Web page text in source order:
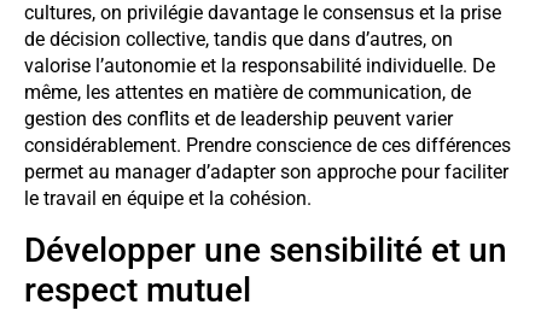
cultures, on privilégie davantage le consensus et la prise
de décision collective, tandis que dans d’autres, on
valorise l’autonomie et la responsabilité individuelle. De
même, les attentes en matière de communication, de
gestion des conflits et de leadership peuvent varier
considérablement. Prendre conscience de ces différences
permet au manager d’adapter son approche pour faciliter
le travail en équipe et la cohésion.
Développer une sensibilité et un
respect mutuel